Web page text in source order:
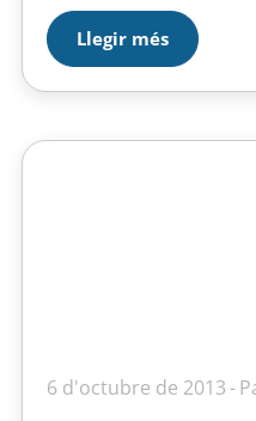
De 09.40 a 09.50
Figures Obligatories
09.50 a 10.50
Obligatories Iniciació
Llegir més
6 d'octubre de 2013